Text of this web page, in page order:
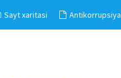
Sayt xaritasi Antikorrupsiya